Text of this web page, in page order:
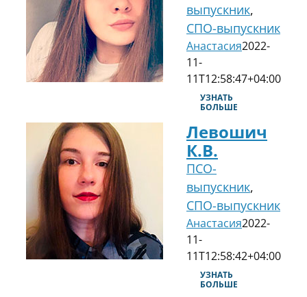
выпускник,
СПО-выпускник
Анастасия2022-
11-
11T12:58:47+04:00
УЗНАТЬ
БОЛЬШЕ
Левошич
К.В.
ПСО-
выпускник,
СПО-выпускник
Анастасия2022-
11-
11T12:58:42+04:00
УЗНАТЬ
БОЛЬШЕ